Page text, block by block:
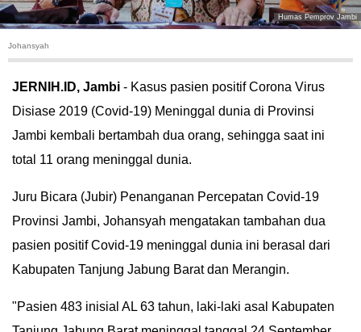
KHAZANAH
LEISUR
TEKNOLOGI
OTOMOTIF
HIBURAN
IN
DEPTH
Humas Pemprov Jambi
Johansyah
JERNIH.ID, Jambi - Kasus pasien positif Corona Virus
Disiase 2019 (Covid-19) Meninggal dunia di Provinsi
Jambi kembali bertambah dua orang, sehingga saat ini
total 11 orang meninggal dunia.
Juru Bicara (Jubir) Penanganan Percepatan Covid-19
Provinsi Jambi, Johansyah mengatakan tambahan dua
pasien positif Covid-19 meninggal dunia ini berasal dari
Kabupaten Tanjung Jabung Barat dan Merangin.
"Pasien 483 inisial AL 63 tahun, laki-laki asal Kabupaten